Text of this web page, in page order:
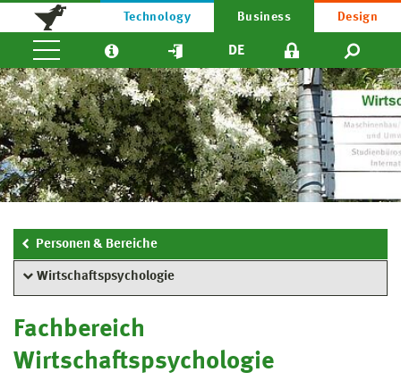
Technology Business Design
DE
Personen & Bereiche
Wirtschaftspsychologie
Fachbereich
Wirtschaftspsychologie